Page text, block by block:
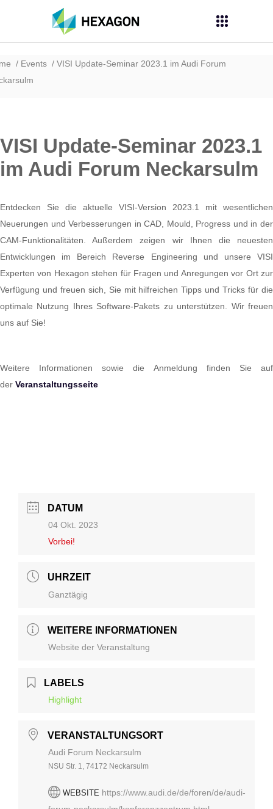
Events
VISI Update-Seminar 2023.1 im Audi Forum
VISI Update-Seminar 2023.1
im Audi Forum Neckarsulm
Entdecken Sie die aktuelle VISI-Version 2023.1 mit wesentlichen
Neuerungen und Verbesserungen in CAD, Mould, Progress und in der
CAM-Funktionalitäten. Außerdem zeigen wir Ihnen die neuesten
Entwicklungen im Bereich Reverse Engineering und unsere VISI
Experten von Hexagon stehen für Fragen und Anregungen vor Ort zur
Verfügung und freuen sich, Sie mit hilfreichen Tipps und Tricks für die
optimale Nutzung Ihres Software-Pakets zu unterstützen. Wir freuen
uns auf Sie!
Weitere Informationen sowie die Anmeldung finden Sie auf
der Veranstaltungsseite
DATUM
04 Okt. 2023
Vorbei!
UHRZEIT
Ganztägig
WEITERE INFORMATIONEN
Website der Veranstaltung
LABELS
Highlight
VERANSTALTUNGSORT
Audi Forum Neckarsulm
NSU Str. 1, 74172 Neckarsulm
WEBSITE https://www.audi.de/de/foren/de/audi-